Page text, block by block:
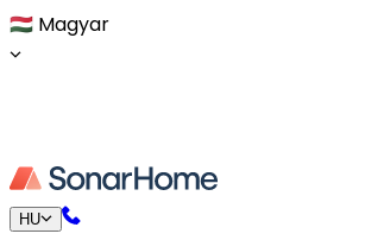
🇭🇺 Magyar
HU